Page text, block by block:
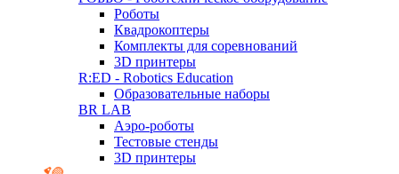
Роботы
Квадрокоптеры
Комплекты для соревнований
3D принтеры
R:ED - Robotics Education
Образовательные наборы
BR LAB
Аэро-роботы
Тестовые стенды
3D принтеры